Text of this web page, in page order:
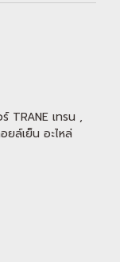
TRANE เทรน ,
ล์เย็น อะไหล่